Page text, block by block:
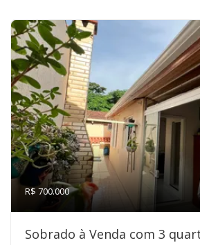
R$ 700.000
Sobrado à Venda com 3